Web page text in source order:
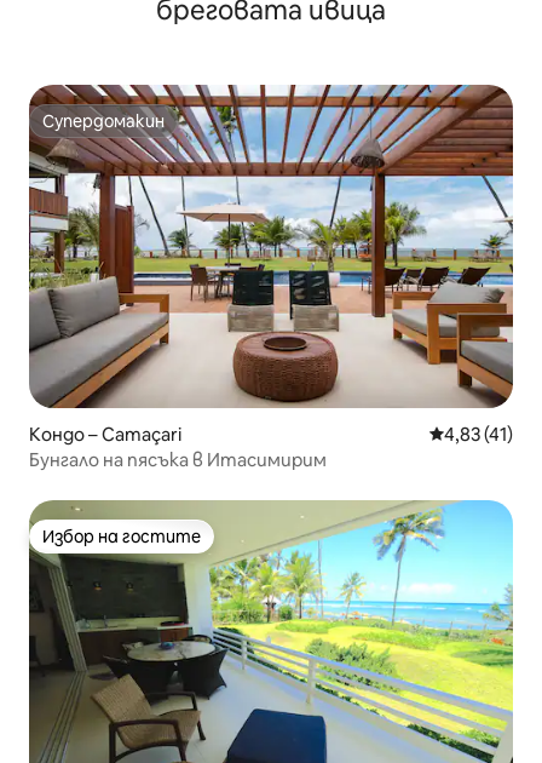
бреговата ивица
Супердомакин
Супердомакин
Кондо – Camaçari Средна
4,83 (41)
Бунгало на пясъка в Итасимирим
Избор на гостите
Избор на гостите